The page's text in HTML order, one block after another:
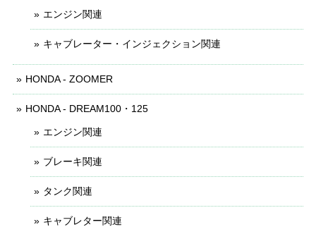
エンジン関連
キャブレーター・インジェクション関連
HONDA - ZOOMER
HONDA - DREAM100・125
エンジン関連
ブレーキ関連
タンク関連
キャブレター関連